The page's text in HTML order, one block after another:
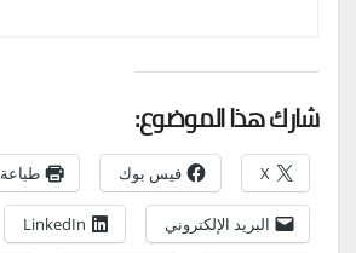
شارك هذا الموضوع:
X فيس بوك طباعة
البريد الإلكتروني LinkedIn